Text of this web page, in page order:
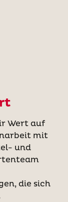
Wert auf
mit
und
die sich